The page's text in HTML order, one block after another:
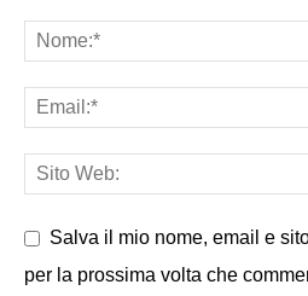
Salva il mio nome, email e
per la prossima volta che